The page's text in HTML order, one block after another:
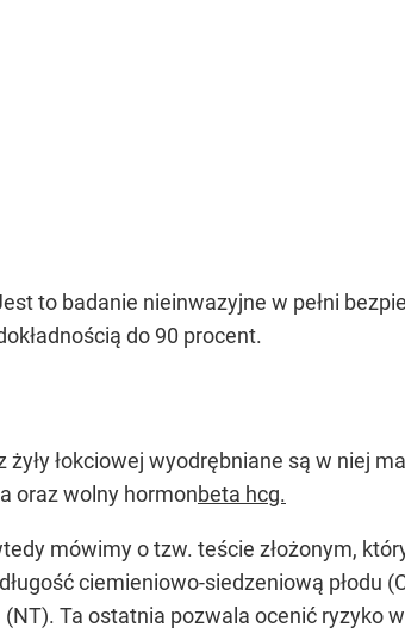
to badanie nieinwazyjne w pełni
do 90 procent.
łokciowej wyodrębniane są w niej
oraz wolny hormonbeta hcg.
mówimy o tzw. teście złożonym,
ciemieniowo-siedzeniową płodu
Ta ostatnia pozwala ocenić ryzyko